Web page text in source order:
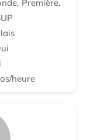
Première,
heure